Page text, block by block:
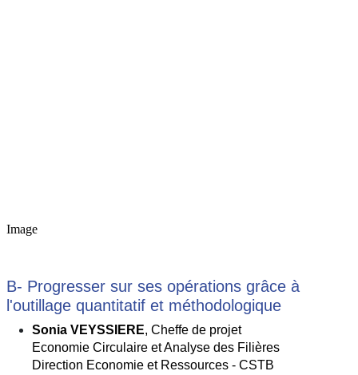
Image
B- Progresser sur ses opérations grâce à
l'outillage quantitatif et méthodologique
Sonia VEYSSIERE, Cheffe de projet
Economie Circulaire et Analyse des Filières
Direction Economie et Ressources - CSTB